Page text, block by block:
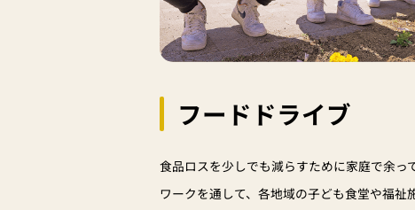
フードドライブ
食品ロスを少しでも減らすために家庭で余
ワークを通して、各地域の子ども食堂や福